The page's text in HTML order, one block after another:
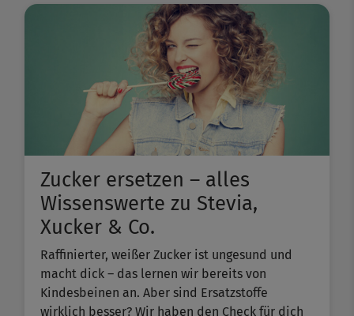
Zucker ersetzen – alles
Wissenswerte zu Stevia,
Xucker & Co.
Raffinierter, weißer Zucker ist ungesund und
macht dick – das lernen wir bereits von
Kindesbeinen an. Aber sind Ersatzstoffe
wirklich besser? Wir haben den Check für dich